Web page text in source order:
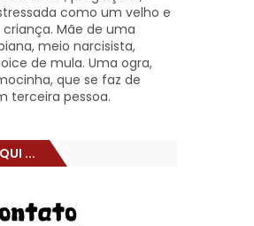
como um velho e
Mãe de uma
meio narcisista,
de mula. Uma ogra,
que se faz de
terceira pessoa.
...